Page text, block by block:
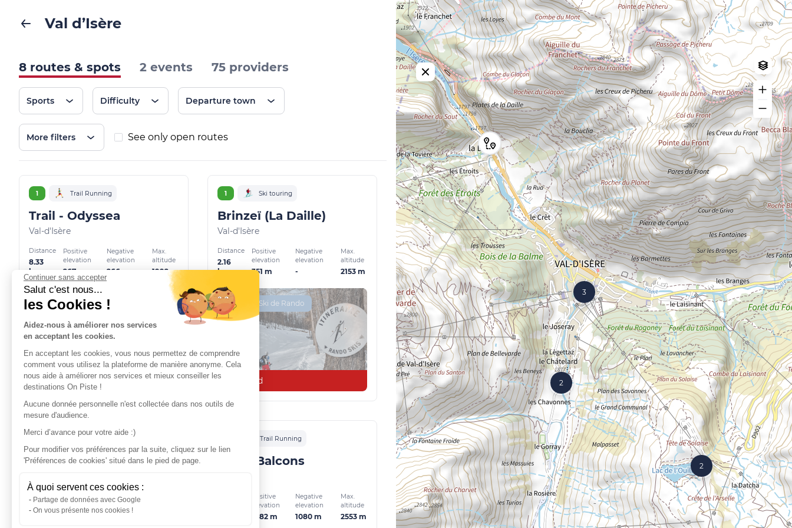
Val d’Isère Log in Create an account
8 routes & spots 2 events 75 providers
Sports Difficulty Departure town
More filters See only open routes
1 Trail Running
Trail - Odyssea
Val-d'Isère
Distance
8.33
km
Positive
elevation
267 m
Negative
elevation
266 m
Max.
altitude
1992 m
1 Ski touring
Brinzeï (La Daille)
Val-d'Isère
Distance
2.16
km
Positive
elevation
351 m
Negative
elevation
-
Max.
altitude
2153 m
Espace Ski de Rando
Closed
Ski touring
Écureuil (Solaise)
Distance
1.81 km
Positive
elevation
Negative
elevation
Trail Running
Trail - Balcons
Positive
elevation
1082 m
Negative
elevation
1080 m
Max.
altitude
2553 m
3
2
2
Continuer sans accepter
Salut c'est nous...
les Cookies !
Aidez-nous à améliorer nos services
en acceptant les cookies.
En acceptant les cookies, vous nous permettez de comprendre
comment vous utilisez la plateforme de manière anonyme. Cela
nous aide à améliorer nos services et mieux conseiller les
destinations On Piste !
Aucune donnée personnelle n'est collectée dans nos outils de
mesure d'audience.
Merci d’avance pour votre aide :)
Pour modifier vos préférences par la suite, cliquez sur le lien
'Préférences de cookies' situé dans le pied de page.
À quoi servent ces cookies :
Partage de données avec Google
On vous présente nos cookies !